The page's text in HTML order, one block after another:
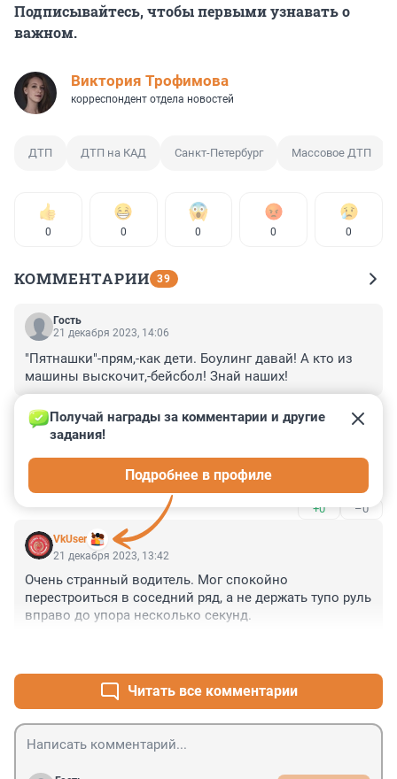
Подписывайтесь, чтобы первыми узнавать о
важном.
Виктория Трофимова
корреспондент отдела новостей
ДТП ДТП на КАД Санкт-Петербург Массовое ДТП
0 0 0 0 0
КОММЕНТАРИИ 39
Гость
21 декабря 2023, 14:06
"Пятнашки"-прям,-как дети. Боулинг давай! А кто из
машины выскочит,-бейсбол! Знай наших!
Гость
Это не пятнашки, а бильярд))
+0 –0
VkUser
Получай награды за комментарии и другие
задания!
Подробнее в профиле
21 декабря 2023, 13:42
Очень странный водитель. Мог спокойно
перестроиться в соседний ряд, а не держать тупо руль
вправо до упора несколько секунд.
Читать все комментарии